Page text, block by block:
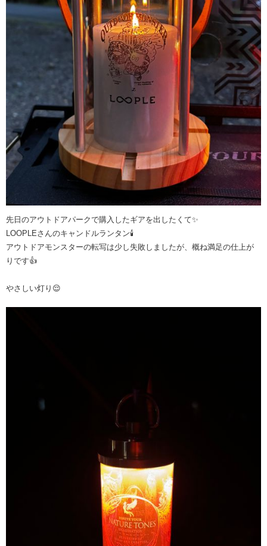
先日のアウトドアパークで購入したギアを出したくて✨
LOOPLEさんのキャンドルランタン🕯️
アウトドアモンスターの転写は少し失敗しましたが、概ね満足の仕上が
りです👍
やさしい灯り😌